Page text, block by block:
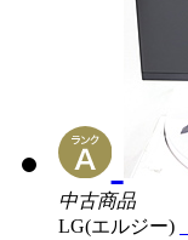
中古商品
LG(エルジー)